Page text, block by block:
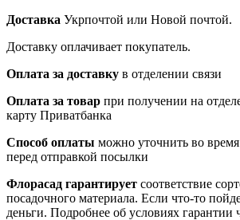
Доставка Укрпочтой или Новой почтой.
Доставку оплачивает покупатель.
Оплата за доставку в отделении связи
Оплата за товар при получении на
карту Приватбанка
Способ оплаты можно уточнить во
перед отправкой посылки
Флорасад гарантирует соответствие
посадочного материала. Если что-то
деньги. Подробнее об условиях гарантии